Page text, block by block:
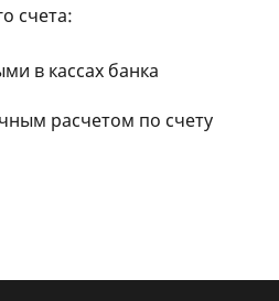
счета:
в кассах банка
расчетом по счету